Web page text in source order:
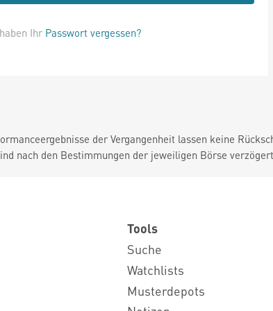
Ihr Passwort vergessen?
der Vergangenheit lassen keine
nach den Bestimmungen der jeweiligen Börse
Tools
Suche
Watchlists
Musterdepots